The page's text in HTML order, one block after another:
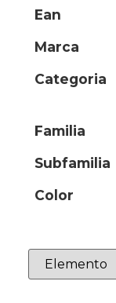
ean
marca
categoria
familia
subfamilia
color